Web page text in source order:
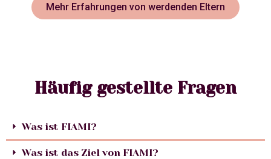
Mehr Erfahrungen von werdenden Eltern
Häufig gestellte Fragen
Was ist FIAMI?
Was ist das Ziel von FIAMI?